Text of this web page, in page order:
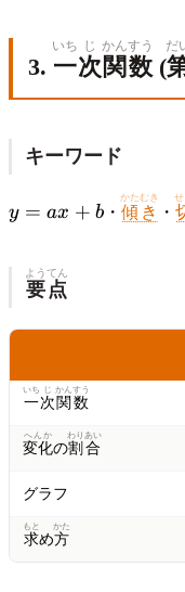
1\}
3. 一
いち
次
じ
関数
かんすう
(
だ
キーワード
y
=
b
y = ax + b ・傾き
かたむき
・
せ
要点
ようてん
一
いち
次
じ
関数
かんすう
変化
へんか
の割合
わりあい
グラフ
求
もと
め方
かた